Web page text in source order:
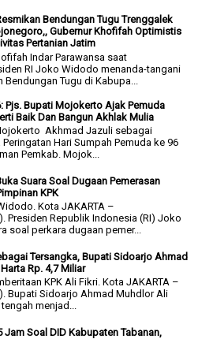
Bendungan Tugu Trenggalek
Gubernur Khofifah Optimistis
Pertanian Jatim
Indar Parawansa saat
RI Joko Widodo menanda-tangani
Bendungan Tugu di Kabupa...
Pjs. Bupati Mojokerto Ajak Pemuda
Baik Dan Bangun Akhlak Mulia
Akhmad Jazuli sebagai
Hari Sumpah Pemuda ke 96
Pemkab. Mojok...
Suara Soal Dugaan Pemerasan
KPK
Kota JAKARTA –
Presiden Republik Indonesia (RI) Joko
soal perkara dugaan pemer...
Tersangka, Bupati Sidoarjo Ahmad
Rp. 4,7 Miliar
KPK Ali Fikri. Kota JAKARTA –
Bupati Sidoarjo Ahmad Muhdlor Ali
menjad...
Jam Soal DID Kabupaten Tabanan,